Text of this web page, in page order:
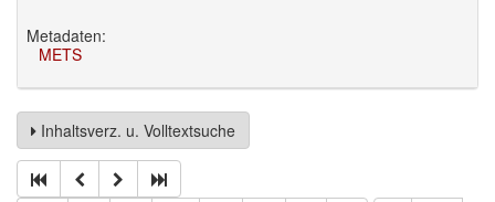
Metadaten:
METS
Inhaltsverz. u. Volltextsuche